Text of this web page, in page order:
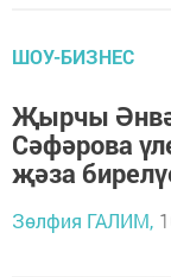
ШОУ-БИЗНЕС
Җырчы
Сәфәрова
җәза
Зөлфия ГАЛИМ,